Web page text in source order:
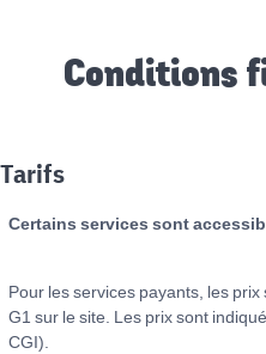
Conditions
Tarifs
Certains services sont
Pour les services payants, les
G1 sur le site. Les prix sont
CGI).